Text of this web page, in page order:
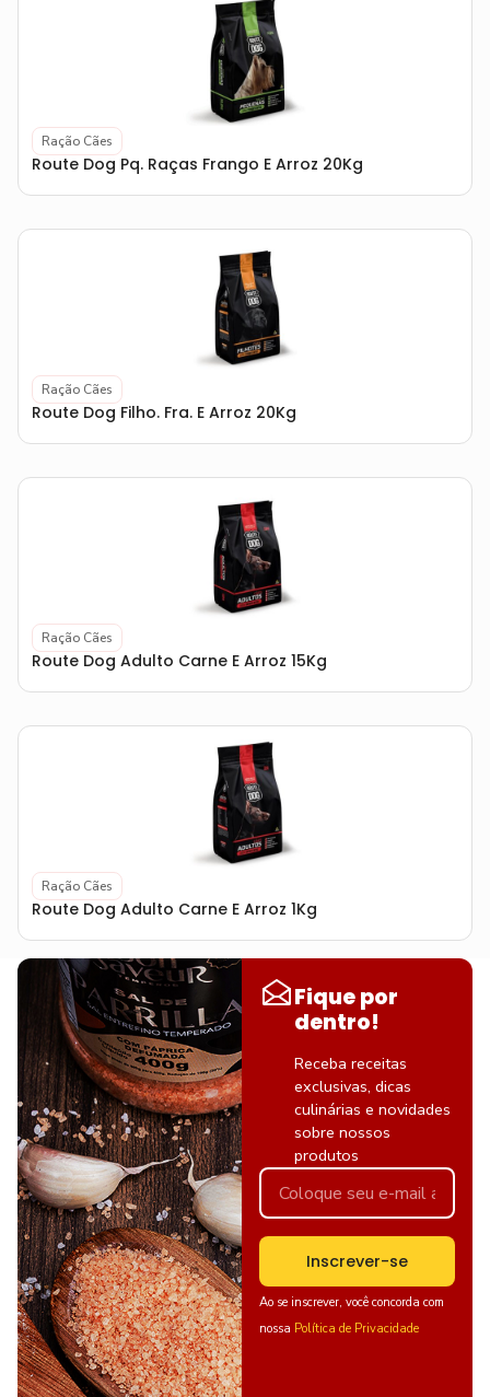
Ração Cães
Route Dog Pq. Raças Frango E Arroz 20Kg
Ração Cães
Route Dog Filho. Fra. E Arroz 20Kg
Ração Cães
Route Dog Adulto Carne E Arroz 15Kg
Ração Cães
Route Dog Adulto Carne E Arroz 1Kg
Fique por
dentro!
Receba receitas
exclusivas, dicas
culinárias e novidades
sobre nossos
produtos
Inscrever-se
Ao se inscrever, você concorda com
nossa Política de Privacidade